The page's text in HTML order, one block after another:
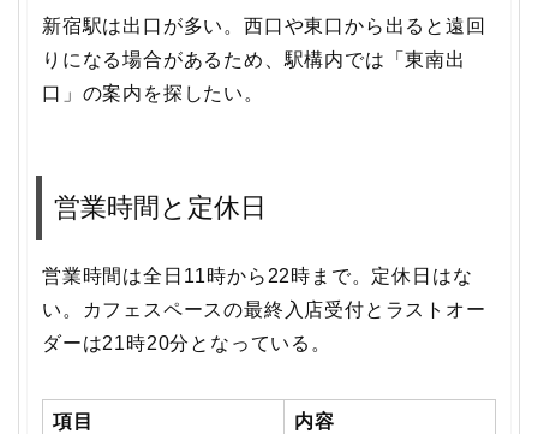
新宿駅は出口が多い。西口や東口から出ると遠回
りになる場合があるため、駅構内では「東南出
口」の案内を探したい。
営業時間と定休日
営業時間は全日11時から22時まで。定休日はな
い。カフェスペースの最終入店受付とラストオー
ダーは21時20分となっている。
項目 内容